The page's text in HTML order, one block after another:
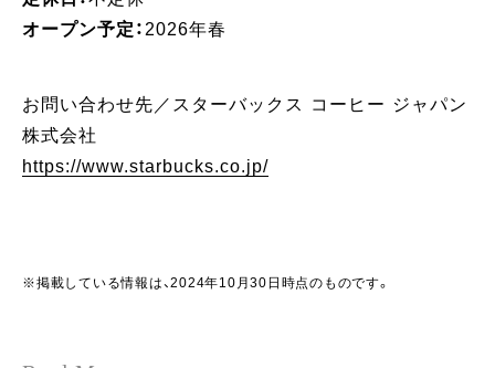
オープン予定： 2026年春
お問い合わせ先／スターバックス コーヒー ジャパン
株式会社
https://www.starbucks.co.jp/
※掲載している情報は、2024年10月30日時点のものです。